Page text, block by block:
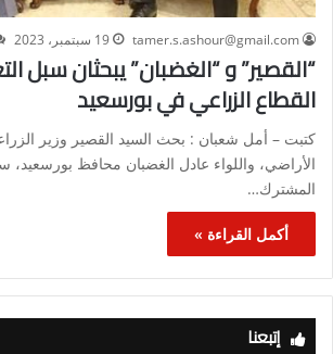
tamer.s.ashour@gmail.com 19 سبتمبر، 2023
“القصير” و “الغضبان” يبحثان سبل
القطاع الزراعي في بورسعيد
كتبت – أمل شعبان : بحث السيد القصير وزير
الأراضي، واللواء عادل الغضبان محافظ بورسعيد،
المشترك…
أكمل القراءة »
إتبعنا